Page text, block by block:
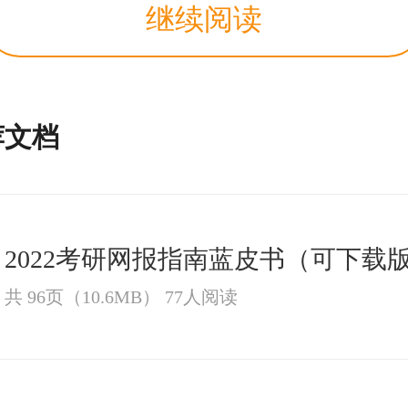
继续阅读
档
2022考研网报指南蓝皮书（可下载
共 96页（10.6MB） 77人阅读